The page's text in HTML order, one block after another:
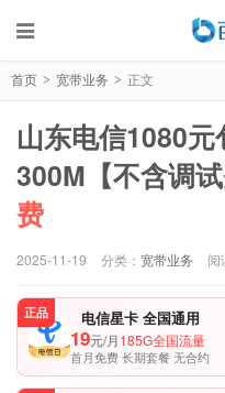
首页 > 宽带业务 > 正文
山东电信1080
300M【不含调试
费
2025-11-19 分类： 宽带业务 阅
正品 电信星卡 全国通用
19元/月185G全国流量
首月免费 长期套餐 无合约